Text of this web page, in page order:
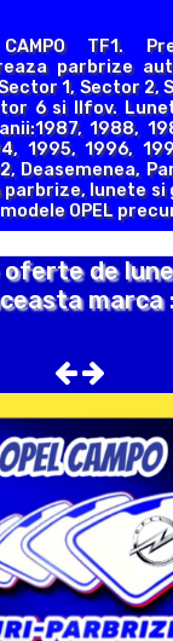
TF1.
parbrize auto
1, Sector 2,
6 si Ilfov.
1988,
1995, 1996,
Deasemenea,
lunete si
OPEL
oferte de
marca